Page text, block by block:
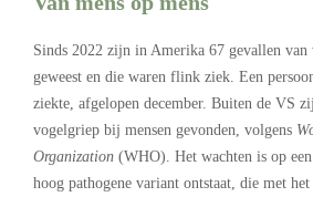
Sinds 2022 zijn in Amerika 67 gevallen van
geweest en die waren flink ziek. Een
ziekte, afgelopen december. Buiten de VS
vogelgriep bij mensen gevonden, volgens
Organization (WHO). Het wachten is op
hoog pathogene variant ontstaat, die met